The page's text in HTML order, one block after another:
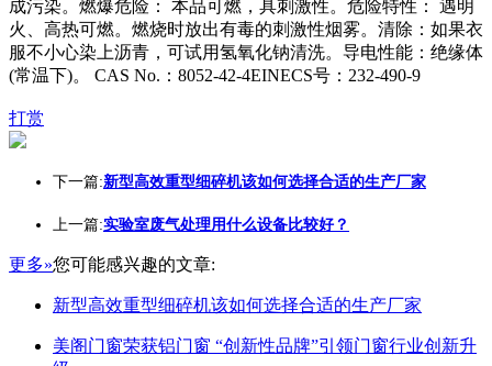
成污染。燃爆危险： 本品可燃，具刺激性。危险特性： 遇明
火、高热可燃。燃烧时放出有毒的刺激性烟雾。清除：如果衣
服不小心染上沥青，可试用氢氧化钠清洗。导电性能：绝缘体
(常温下)。 CAS No.：8052-42-4EINECS号：232-490-9
打赏
下一篇:新型高效重型细碎机该如何选择合适的生产厂家
上一篇:实验室废气处理用什么设备比较好？
更多»您可能感兴趣的文章:
新型高效重型细碎机该如何选择合适的生产厂家
美阁门窗荣获铝门窗 “创新性品牌”引领门窗行业创新升